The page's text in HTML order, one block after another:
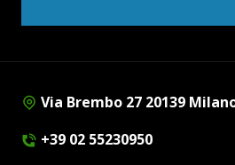
Via Brembo 27 20139
+39 02 55230950